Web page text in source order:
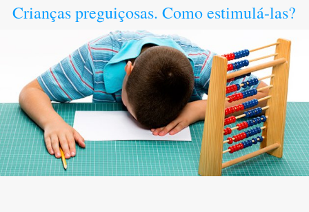
Crianças preguiçosas. Como estimulá-las?